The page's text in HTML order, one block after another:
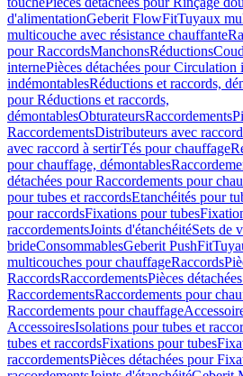
d'alimentationGeberit FlowFitTuyaux
multicouche avec résistance chauffante
pour RaccordsManchonsRéductions
internePièces détachées pour Circulation
indémontablesRéductions et raccords,
pour Réductions et raccords,
démontablesObturateursRaccordements
RaccordementsDistributeurs avec
avec raccord à sertirTés pour chauffage
pour chauffage, démontables
détachées pour Raccordements pour
pour tubes et raccordsEtanchéités pour
pour raccordsFixations pour tubes
raccordementsJoints d'étanchéitéSets de
brideConsommablesGeberit PushFit
multicouches pour chauffageRaccords
RaccordsRaccordementsPièces
RaccordementsRaccordements pour
Raccordements pour chauffage
AccessoiresIsolations pour tubes et
tubes et raccordsFixations pour tubes
raccordementsPièces détachées pour